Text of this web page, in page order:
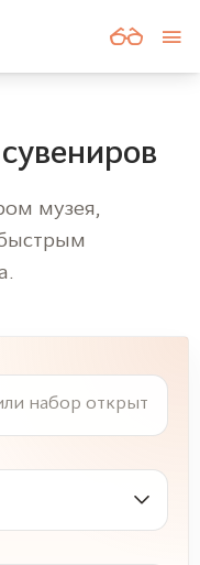
музея,